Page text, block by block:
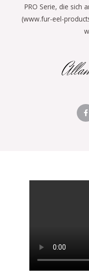
PRO Serie, die sich
(www.fur-eel-
a
c
e
b